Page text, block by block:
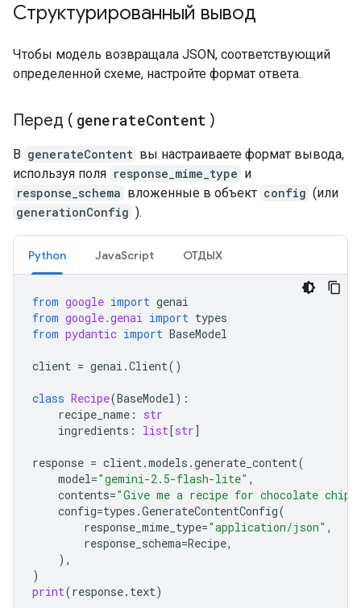
Структурированный вывод
Чтобы модель возвращала JSON, соответствующий
определенной схеме, настройте формат ответа.
Перед ( generateContent )
В generateContent вы настраиваете формат вывода,
используя поля response_mime_type и
response_schema вложенные в объект config (или
generationConfig ).
Python JavaScript ОТДЫХ
from google import genai
from google.genai import types
from pydantic import BaseModel
client = genai .Client()
class Recipe(BaseModel):
recipe_name :
str
ingredients : list[str]
response = client.models .generate_content(
model="gemini-2.5-flash-lite" ,
contents="Give me a recipe for chocolate chip
config=types .GenerateContentConfig(
response_mime_type="application/json" ,
response_schema=Recipe,
),
)
print(response. text)